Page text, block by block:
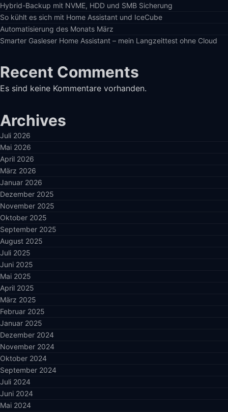
Hybrid-Backup mit NVME, HDD und SMB Sicherung
So kühlt es sich mit Home Assistant und IceCube
Automatisierung des Monats März
Smarter Gasleser Home Assistant – mein Langzeittest ohne Cloud
Recent Comments
Es sind keine Kommentare vorhanden.
Archives
Juli 2026
Mai 2026
April 2026
März 2026
Januar 2026
Dezember 2025
November 2025
Oktober 2025
September 2025
August 2025
Juli 2025
Juni 2025
Mai 2025
April 2025
März 2025
Februar 2025
Januar 2025
Dezember 2024
November 2024
Oktober 2024
September 2024
Juli 2024
Juni 2024
Mai 2024